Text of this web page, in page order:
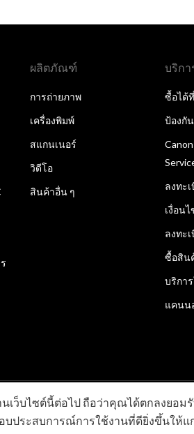
ผลิตภัณฑ์
การถ่ายภาพ
เครื่องพิมพ์
สแกนเนอร์
วิดีโอ
สินค้าอื่น ๆ
บริกา
ซื้อได้
ป้องกั
ลงทะ
เงื่อน
ลงทะ
ซื้อสิน
บริกา
แคนน
(Thailand) Co., Ltd. จำกัด สงวนลิข
เว็บไซต์นี้ต่อไป ถือว่าคุณได้ตกลงยอม
บประสบการณ์การใช้งานที่ดียิ่งขึ้นให้